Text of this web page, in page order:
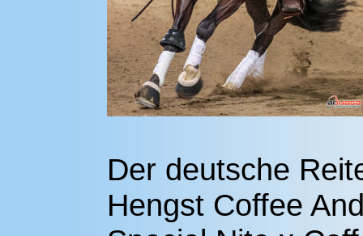
Der deutsche
Hengst Coffee